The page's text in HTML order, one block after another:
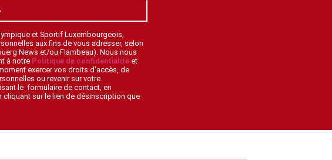
et Sportif Luxembourgeois,
aux fins de vous adresser, selon
News et/ou Flambeau). Nous nous
à notre Politique de confidentialité et
exercer vos droits d’accès, de
ou revenir sur votre
le formulaire de contact, en
cliquant sur le lien de désinscription que